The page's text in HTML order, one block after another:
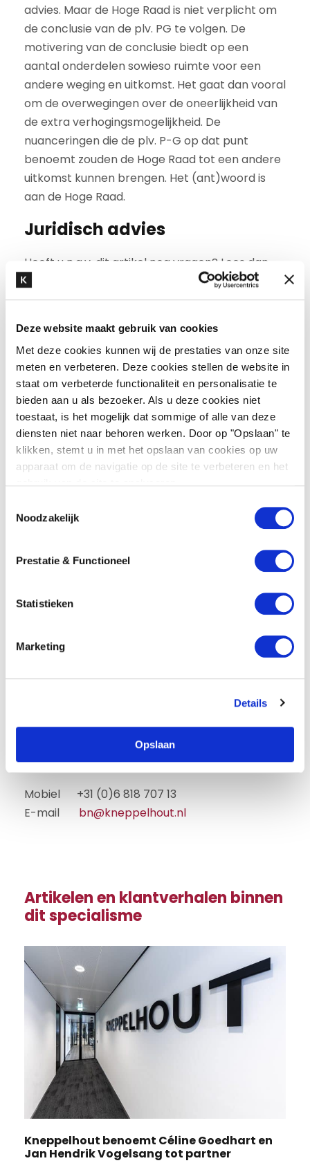
Deze website maakt gebruik van cookies
Met deze cookies kunnen wij de prestaties van onze site
meten en verbeteren. Deze cookies stellen de website in
staat om verbeterde functionaliteit en personalisatie te
bieden aan u als bezoeker. Als u deze cookies niet
toestaat, is het mogelijk dat sommige of alle van deze
diensten niet naar behoren werken. Door op "Opslaan" te
klikken, stemt u in met het opslaan van cookies op uw
apparaat om de navigatie op de site te verbeteren en het
c
Noodzakelijk
Prestatie & Functioneel
Statistieken
Marketing
Details
Opslaan
advies. Maar de Hoge Raad is niet verplicht om
de conclusie van de plv. PG te volgen. De
motivering van de conclusie biedt op een
aantal onderdelen sowieso ruimte voor een
andere weging en uitkomst. Het gaat dan vooral
om de overwegingen over de oneerlijkheid van
de extra verhogingsmogelijkheid. De
nuanceringen die de plv. P-G op dat punt
benoemt zouden de Hoge Raad tot een andere
uitkomst kunnen brengen. Het (ant)woord is
aan de Hoge Raad.
Juridisch advies
Heeft u n.a.v. dit artikel nog vragen? Lees dan
ons kennisbankartikel over
huurrechtof neem
contact op met onze specialistBoudewijn van
“Wat huurrecht zo interessant maakt is dat je
heel dichtbij de opdrachtgever staat. Ik denk
veel op strategisch niveau mee, met heel
tastbare uitkomsten, zoals een ondertekende
huurovereenkomst, als resultaat.”
Boudewijn van Nieuwenhuijzen
Advocaat
Mobiel +31 (0)6 818 707 13
E-mail bn@kneppelhout.nl
Artikelen en klantverhalen binnen
dit specialisme
Kneppelhout benoemt Céline Goedhart en
Jan Hendrik Vogelsang tot partner